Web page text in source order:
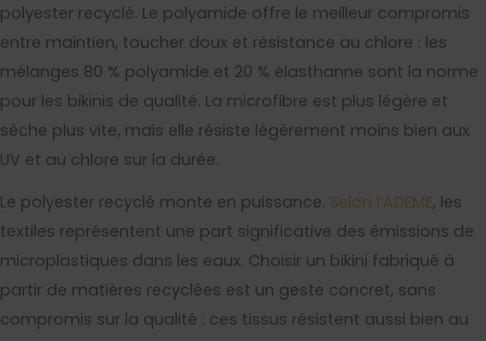
polyester recyclé. Le polyamide offre le meilleur compromis
entre maintien, toucher doux et résistance au chlore : les
mélanges 80 % polyamide et 20 % élasthanne sont la norme
pour les bikinis de qualité. La microfibre est plus légère et
sèche plus vite, mais elle résiste légèrement moins bien aux
UV et au chlore sur la durée.
Le polyester recyclé monte en puissance. Selon l’ADEME, les
textiles représentent une part significative des émissions de
microplastiques dans les eaux. Choisir un bikini fabriqué à
partir de matières recyclées est un geste concret, sans
compromis sur la qualité : ces tissus résistent aussi bien au